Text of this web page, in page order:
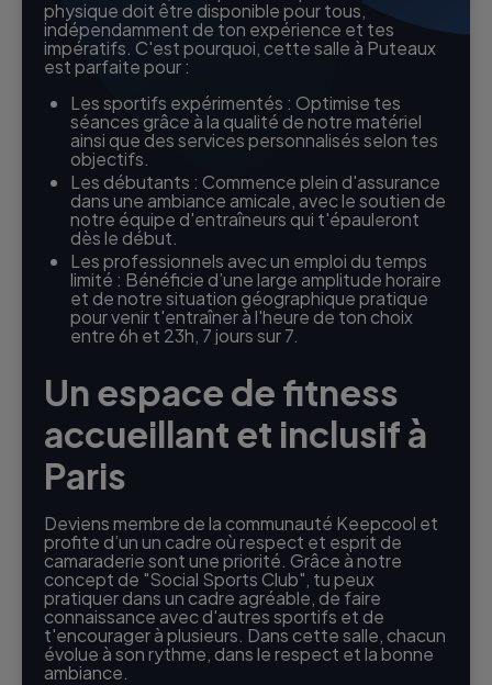
physique doit être disponible pour tous,
indépendamment de ton expérience et tes
impératifs. C'est pourquoi, cette salle à Puteaux
est parfaite pour :
Les sportifs expérimentés : Optimise tes
séances grâce à la qualité de notre matériel
ainsi que des services personnalisés selon tes
objectifs.
Les débutants : Commence plein d'assurance
dans une ambiance amicale, avec le soutien de
notre équipe d'entraîneurs qui t'épauleront
dès le début.
Les professionnels avec un emploi du temps
limité : Bénéficie d’une large amplitude horaire
et de notre situation géographique pratique
pour venir t'entraîner à l'heure de ton choix
entre 6h et 23h, 7 jours sur 7.
Un espace de fitness
accueillant et inclusif à
Paris
Deviens membre de la communauté Keepcool et
profite d’un un cadre où respect et esprit de
camaraderie sont une priorité. Grâce à notre
concept de "Social Sports Club", tu peux
pratiquer dans un cadre agréable, de faire
connaissance avec d'autres sportifs et de
t'encourager à plusieurs. Dans cette salle, chacun
évolue à son rythme, dans le respect et la bonne
ambiance.